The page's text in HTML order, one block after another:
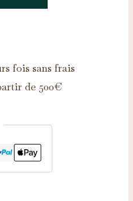
fois sans frais
de 500€